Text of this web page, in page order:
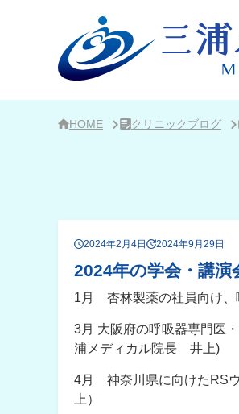
ッ
HOME クリニックブログ
2024年2月4日 2024年9月29日
2024年の学会・講
1月 杏林製薬の社員向け
3月 大阪府の呼吸器専門
浦メディカル院長 井上)
4月 神奈川県に向けたRS
上）